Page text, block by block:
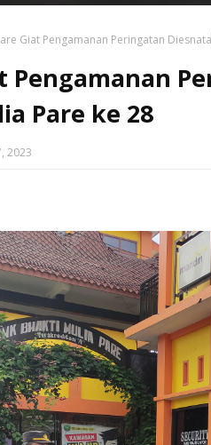
Giat Pengamanan Peringatan
Pengamanan
Pare ke 28
2023